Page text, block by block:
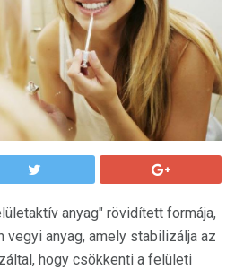
anyag" rövidített formája,
vegyi anyag, amely stabilizálja az
hogy csökkenti a felületi